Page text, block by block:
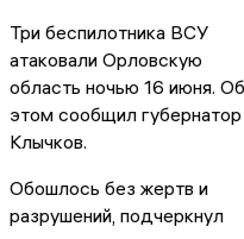
Три беспилотника ВСУ
атаковали Орловскую
область ночью 16 июня. Об
этом сообщил губернатор
Клычков.
Обошлось без жертв и
разрушений, подчеркнул